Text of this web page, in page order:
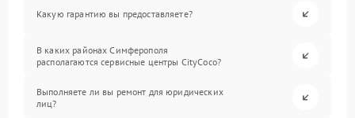
Какую гарантию вы предоставляете?
В каких районах Симферополя
располагаются сервисные центры CityCoco?
Выполняете ли вы ремонт для юридических
лиц?